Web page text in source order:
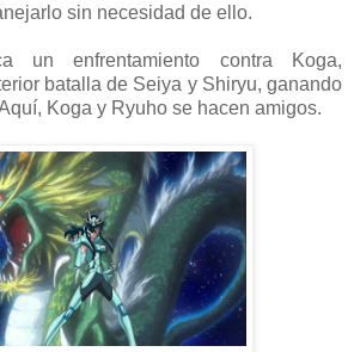
sin necesidad de ello.
un enfrentamiento contra Koga,
batalla de Seiya y Shiryu, ganando
Koga y Ryuho se hacen amigos.